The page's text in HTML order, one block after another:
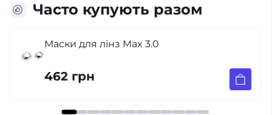
Часто купують разом
Світлодіодні Bi-Led